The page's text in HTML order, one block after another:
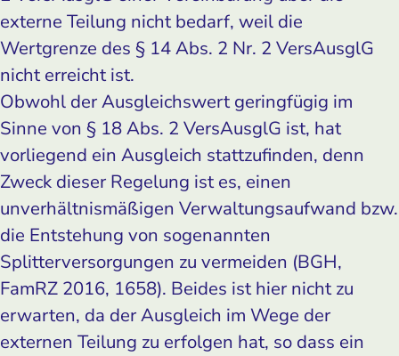
externe Teilung nicht bedarf, weil die
Wertgrenze des § 14 Abs. 2 Nr. 2 VersAusglG
nicht erreicht ist.
Obwohl der Ausgleichswert geringfügig im
Sinne von § 18 Abs. 2 VersAusglG ist, hat
vorliegend ein Ausgleich stattzufinden, denn
Zweck dieser Regelung ist es, einen
unverhältnismäßigen Verwaltungsaufwand bzw.
die Entstehung von sogenannten
Splitterversorgungen zu vermeiden (BGH,
FamRZ 2016, 1658). Beides ist hier nicht zu
erwarten, da der Ausgleich im Wege der
externen Teilung zu erfolgen hat, so dass ein